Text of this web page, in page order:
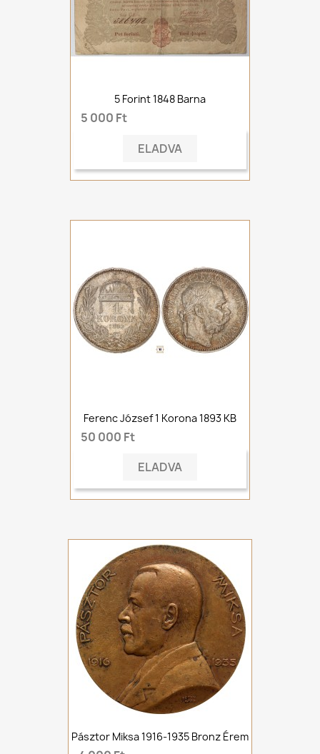
5 Forint 1848 Barna
5 000 Ft
ELADVA
Ferenc József 1 Korona 1893 KB
50 000 Ft
ELADVA
Pásztor Miksa 1916-1935 Bronz Érem